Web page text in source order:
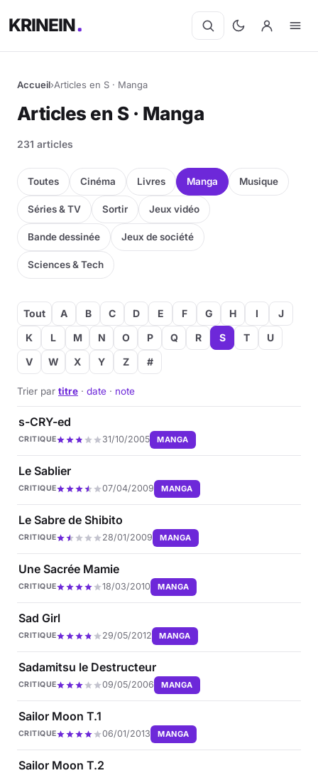
KRINEIN
Cinéma
Séries
Manga
BD
Livres
Jeux vidéo
Jeux de société
Musique
Sciences & Tech
Forum
Accueil›Articles en S · Manga
Articles en S · Manga
231 articles
Toutes Cinéma Livres Manga Musique
Séries & TV Sortir Jeux vidéo
Bande dessinée Jeux de société
Sciences & Tech
Tout A B C D E F G H I
J
K
L M N O P Q R S T
U
V
W X Y Z #
Trier par titre · date · note
s-CRY-ed
CRITIQUE 31/10/2005 MANGA
Le Sablier
CRITIQUE 07/04/2009 MANGA
Le Sabre de Shibito
CRITIQUE 28/01/2009 MANGA
Une Sacrée Mamie
CRITIQUE 18/03/2010 MANGA
Sad Girl
CRITIQUE 29/05/2012 MANGA
Sadamitsu le Destructeur
CRITIQUE 09/05/2006 MANGA
Sailor Moon T.1
CRITIQUE 06/01/2013 MANGA
Sailor Moon T.2